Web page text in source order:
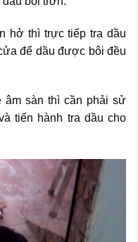
hở thì trực tiếp tra dầu
để dầu được bôi đều
sàn thì cần phải sử
tiến hành tra dầu cho